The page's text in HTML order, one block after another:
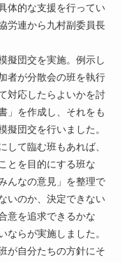
体的な支援を行ってい
労連から九村副委員長
擬団交を実施。例示し
者が分散会の班を執行
対応したらよいかを討
」を作成し、それをも
擬団交を行いました。
て臨む班もあれば、
とを目的にする班な
んなの意見」を整理で
いのか、決定できない
意を追求できるかな
ならが実施しました。
が自分たちの方針にそ